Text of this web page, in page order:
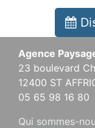
Agence
23 boulevard
12400 ST
05 65 98 16 80
Qui sommes-